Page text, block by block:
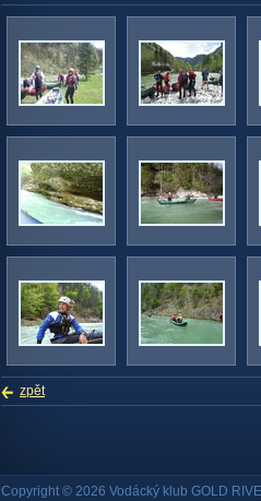
zpět
Copyright © 2026 Vodácký klub GOLD